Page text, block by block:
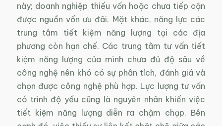
này; doanh nghiệp thiếu vốn hoặc chưa tiếp cận
được nguồn vốn ưu đãi. Mặt khác, năng lực các
trung tâm tiết kiệm năng lượng tại các địa
phương còn hạn chế. Các trung tâm tư vấn tiết
kiệm năng lượng của mình chưa đủ độ sâu về
công nghệ nên khó có sự phân tích, đánh giá và
chọn được công nghệ phù hợp. Lực lượng tư vấn
có trình độ yếu cũng là nguyên nhân khiến việc
tiết kiệm năng lượng diễn ra chậm chạp. Bên